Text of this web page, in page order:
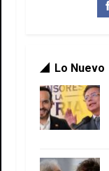
Lo Nuevo